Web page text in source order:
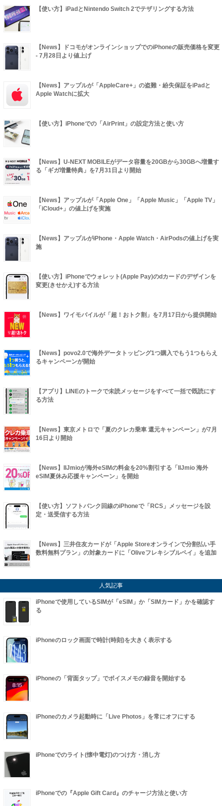
【使い方】iPadとNintendo Switch 2でテザリングする方法
【News】ドコモがオンラインショップでのiPhoneの販売価格を変更
- 7月28日より値上げ
【News】アップルが「AppleCare+」の盗難・紛失保証をiPadと
Apple Watchに拡大
【使い方】iPhoneでの「AirPrint」の設定方法と使い方
【News】U-NEXT MOBILEがデータ容量を20GBから30GBへ増量す
る「ギガ増量特典」を7月31日より開始
【News】アップルが「Apple One」「Apple Music」「Apple TV」
「iCloud+」の値上げを実施
【News】アップルがiPhone・Apple Watch・AirPodsの値上げを実
施
【使い方】iPhoneでウォレット(Apple Pay)のdカードのデザインを
変更(きせかえ)する方法
【News】ワイモバイルが「超！おトク割」を7月17日から提供開始
【News】povo2.0で海外データトッピング1つ購入でもう1つもらえ
るキャンペーンが開始
【アプリ】LINEのトークで未読メッセージをすべて一括で既読にす
る方法
【News】東京メトロで「夏のクレカ乗車 還元キャンペーン」が7月
16日より開始
【News】IIJmioが海外eSIMの料金を20%割引する「IIJmio 海外
eSIM夏休み応援キャンペーン」を開始
【使い方】ソフトバンク回線のiPhoneで「RCS」メッセージを設
定・送受信する方法
【News】三井住友カードが「Apple Storeオンラインで分割払い手
数料無料プラン」の対象カードに「Oliveフレキシブルペイ」を追加
人気記事
iPhoneで使用しているSIMが「eSIM」か「SIMカード」かを確認す
る
iPhoneのロック画面で時計(時刻)を大きく表示する
iPhoneの「背面タップ」でボイスメモの録音を開始する
iPhoneのカメラ起動時に「Live Photos」を常にオフにする
iPhoneでのライト(懐中電灯)のつけ方・消し方
iPhoneでの『Apple Gift Card』のチャージ方法と使い方